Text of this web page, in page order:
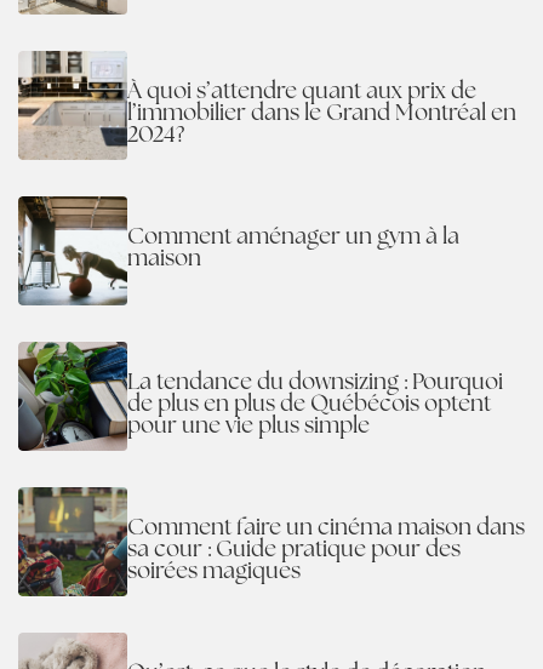
À quoi s’attendre quant aux prix de
l’immobilier dans le Grand Montréal en
2024?
Comment aménager un gym à la
maison
La tendance du downsizing : Pourquoi
de plus en plus de Québécois optent
pour une vie plus simple
Comment faire un cinéma maison dans
sa cour : Guide pratique pour des
soirées magiques